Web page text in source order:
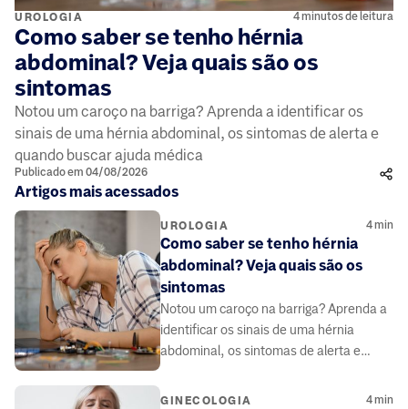
UROLOGIA 4 minutos de leitura
Como saber se tenho hérnia
abdominal? Veja quais são os
sintomas
Notou um caroço na barriga? Aprenda a identificar os
sinais de uma hérnia abdominal, os sintomas de alerta e
quando buscar ajuda médica
Publicado em 04/08/2026
Artigos mais acessados
UROLOGIA 4min
Como saber se tenho hérnia
abdominal? Veja quais são os
sintomas
Notou um caroço na barriga? Aprenda a
identificar os sinais de uma hérnia
abdominal, os sintomas de alerta e
GINECOLOGIA 4min